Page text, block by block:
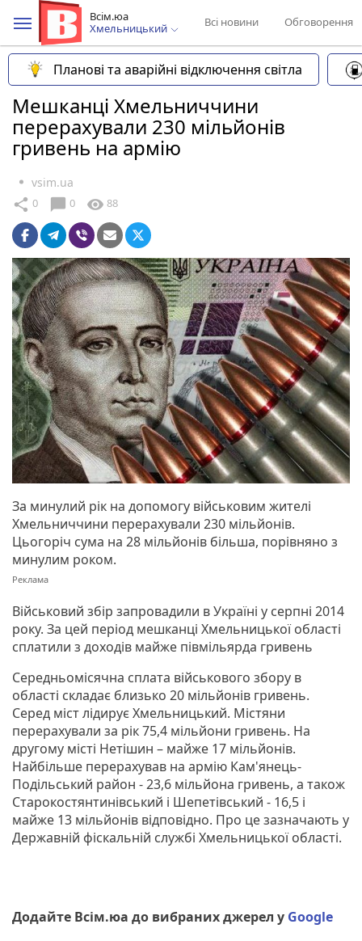
Всім.юа
Хмельницький
Всі новини Обговорення
Планові та аварійні відключення світла
Мешканці Хмельниччини
перерахували 230 мільйонів
гривень на армію
vsim.ua
share 0 chat_bubble 0 visibility 88
За минулий рік на допомогу військовим жителі
Хмельниччини перерахували 230 мільйонів.
Цьогоріч сума на 28 мільйонів більша, порівняно з
минулим роком.
Військовий збір запровадили в Україні у серпні 2014
року. За цей період мешканці Хмельницької області
сплатили з доходів майже півмільярда гривень
Середньомісячна сплата військового збору в
області складає близько 20 мільйонів гривень.
Серед міст лідирує Хмельницький. Містяни
перерахували за рік 75,4 мільйони гривень. На
другому місті Нетішин – майже 17 мільйонів.
Найбільше перерахував на армію Кам'янець-
Подільський район - 23,6 мільйона гривень, а також
Старокостянтинівський і Шепетівський - 16,5 і
майже 13 мільйонів відповідно. Про це зазначають у
Державній фіскальній службі Хмельницької області.
Додайте Всім.юа до вибраних джерел у Google